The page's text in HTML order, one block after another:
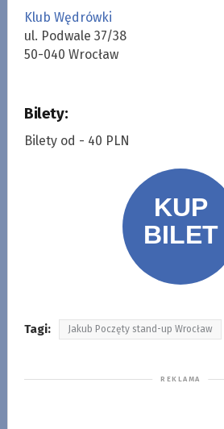
Klub Wędrówki
ul. Podwale 37/38
50-040 Wrocław
Bilety:
Bilety od - 40 PLN
Tagi: Jakub Poczęty stand-up Wrocław